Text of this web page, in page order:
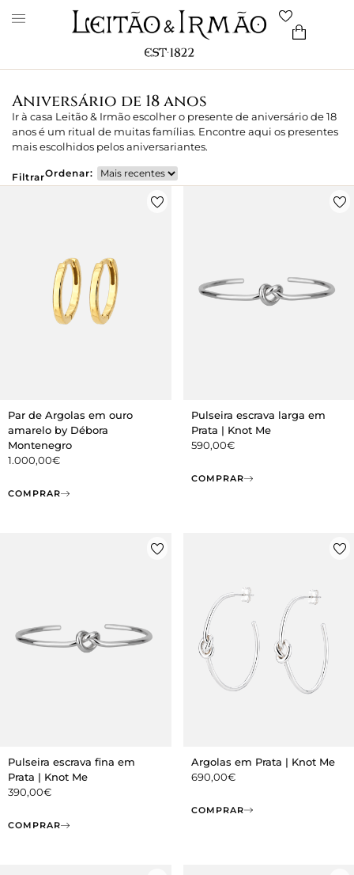
Aniversário de 18 anos
Ir à casa Leitão & Irmão escolher o presente de aniversário de 18
anos é um ritual de muitas famílias. Encontre aqui os presentes
mais escolhidos pelos aniversariantes.
FiltrarOrdenar:
Par de Argolas em ouro
amarelo by Débora
Montenegro
1.000,00€
COMPRAR
Pulseira escrava larga em
Prata | Knot Me
590,00€
COMPRAR
Pulseira escrava fina em
Prata | Knot Me
390,00€
COMPRAR
Argolas em Prata | Knot Me
690,00€
COMPRAR